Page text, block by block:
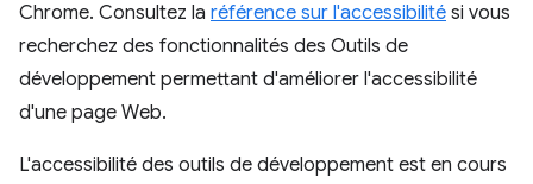
Chrome. Consultez la référence sur l'accessibilité si vous
recherchez des fonctionnalités des Outils de
développement permettant d'améliorer l'accessibilité
d'une page Web.
L'accessibilité des outils de développement est en cours